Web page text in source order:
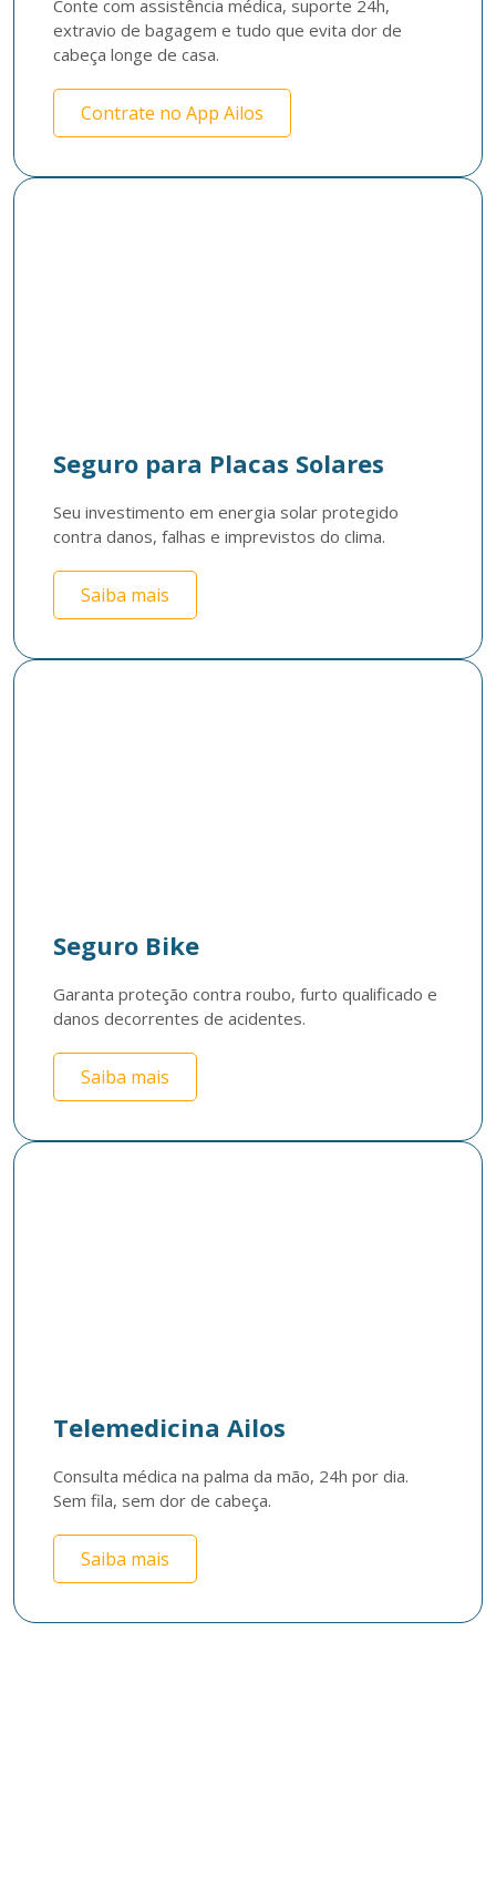
Conte com assistência médica, suporte 24h,
extravio de bagagem e tudo que evita dor de
cabeça longe de casa.
Contrate no App Ailos
Seguro para Placas Solares
Seu investimento em energia solar protegido
contra danos, falhas e imprevistos do clima.
Saiba mais
Seguro Bike
Garanta proteção contra roubo, furto qualificado e
danos decorrentes de acidentes.
Saiba mais
Telemedicina Ailos
Consulta médica na palma da mão, 24h por dia.
Sem fila, sem dor de cabeça.
Saiba mais